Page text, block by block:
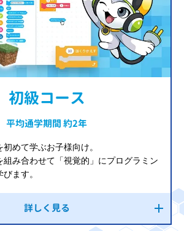
初級コース
平均通学期間 約2年
めて学ぶお子様向け。
組み合わせて「視覚的」にプログラミン
ます。
詳しく見る